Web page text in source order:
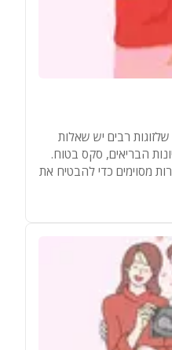
רבים יש שאלות
הבריאים, סקס בטוח.
מסוימים כדי להבטיח את